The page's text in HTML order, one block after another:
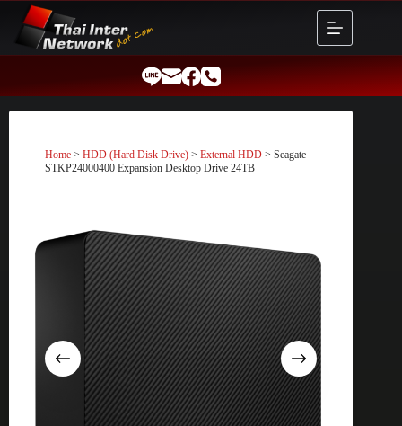
content
Home > HDD (Hard Disk Drive) > External HDD > Seagate
STKP24000400 Expansion Desktop Drive 24TB